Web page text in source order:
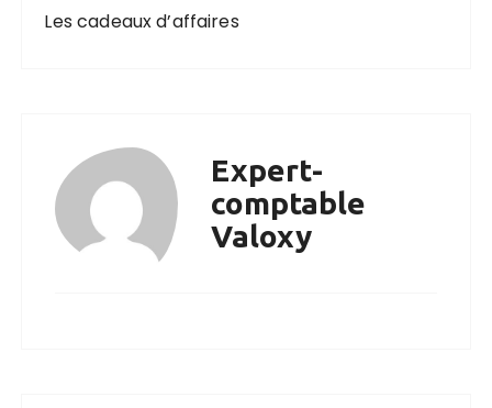
Les cadeaux d’affaires
Expert-
comptable
Valoxy